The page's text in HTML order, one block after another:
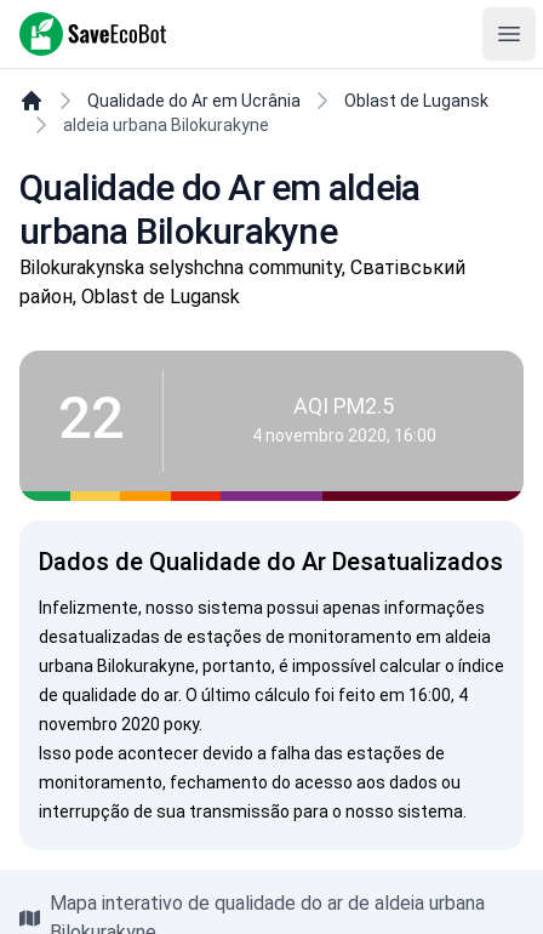
SaveEcoBot
Qualidade do Ar em Ucrânia
Oblast de Lugansk
aldeia urbana Bilokurakyne
Qualidade do Ar em aldeia
urbana Bilokurakyne
Bilokurakynska selyshchna community, Сватівський
район, Oblast de Lugansk
22 AQI PM2.5
4 novembro 2020, 16:00
Dados de Qualidade do Ar Desatualizados
Infelizmente, nosso sistema possui apenas informações
desatualizadas de estações de monitoramento em aldeia
urbana Bilokurakyne, portanto, é impossível calcular o índice
de qualidade do ar. O último cálculo foi feito em 16:00, 4
novembro 2020 року.
Isso pode acontecer devido a falha das estações de
monitoramento, fechamento do acesso aos dados ou
interrupção de sua transmissão para o nosso sistema.
Mapa interativo de qualidade do ar de aldeia urbana